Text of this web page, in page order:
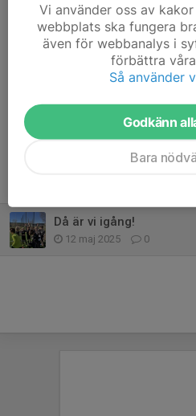
killarna sin första match. Bra
Nästa helg kliver även P15 in i
Moliden IK på söndag kl 11:00
Då är vi igång!
12 maj 2025 0
Vi använder oss av
webbplats ska fungera
även för webbanalys i
förbättra
Så använder
Godkänn
Bara